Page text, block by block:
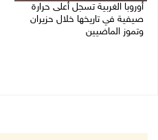
أوروبا الغربية تسجل أعلى حرارة
صيفية في تاريخها خلال حزيران
وتموز الماضيين